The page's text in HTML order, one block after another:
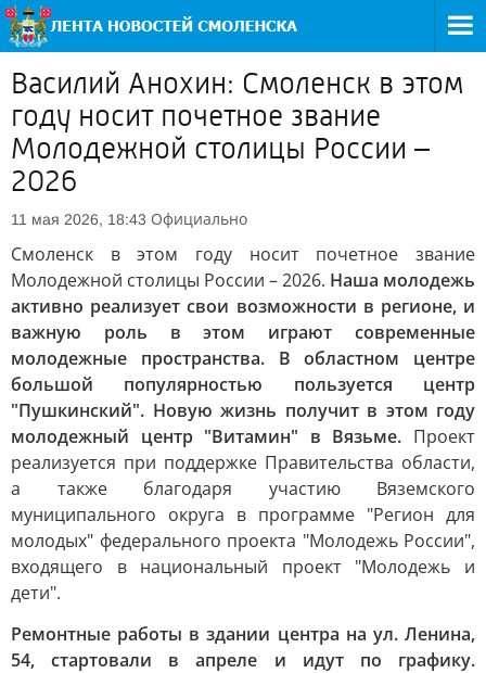
Василий Анохин: Смоленск в этом
году носит почетное звание
Молодежной столицы России –
2026
11 мая 2026, 18:43 Официально
Смоленск в этом году носит почетное звание
Молодежной столицы России – 2026. Наша молодежь
активно реализует свои возможности в регионе, и
важную роль в этом играют современные
молодежные пространства. В областном центре
большой популярностью пользуется центр
"Пушкинский". Новую жизнь получит в этом году
молодежный центр "Витамин" в Вязьме. Проект
реализуется при поддержке Правительства области,
а также благодаря участию Вяземского
муниципального округа в программе "Регион для
молодых" федерального проекта "Молодежь России",
входящего в национальный проект "Молодежь и
дети".
Ремонтные работы в здании центра на ул. Ленина,
54, стартовали в апреле и идут по графику.